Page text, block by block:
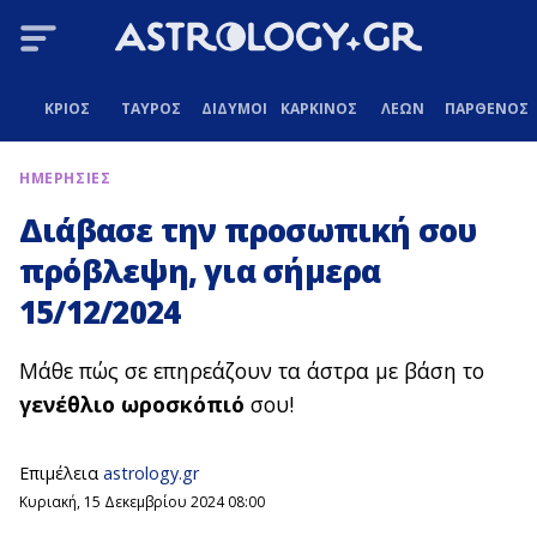
ΚΡΙΟΣ ΤΑΥΡΟΣ ΔΙΔΥΜΟΙ ΚΑΡΚΙΝΟΣ ΛΕΩΝ ΠΑΡΘΕΝΟΣ
ΗΜΕΡΗΣΙΕΣ
Διάβασε την προσωπική σου
πρόβλεψη, για σήμερα
15/12/2024
Μάθε πώς σε επηρεάζουν τα άστρα με βάση το
γενέθλιο ωροσκόπιό σου!
Επιμέλεια astrology.gr
Κυριακή, 15 Δεκεμβρίου 2024 08:00